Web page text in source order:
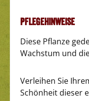
Pflegehinweise
Diese Pflanze
Wachstum und
Verleihen Sie
Schönheit dieser